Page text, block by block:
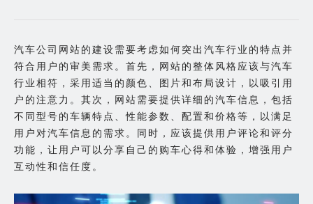
出色的你。
汽车公司网站的建设需要考虑如何突出汽车行业的特点并
符合用户的审美需求。首先，网站的整体风格应该与汽车
行业相符，采用适当的颜色、图片和布局设计，以吸引用
户的注意力。其次，网站需要提供详细的汽车信息，包括
不同型号的车辆特点、性能参数、配置和价格等，以满足
用户对汽车信息的需求。同时，应该提供用户评论和评分
功能，让用户可以分享自己的购车心得和体验，增强用户
互动性和信任度。